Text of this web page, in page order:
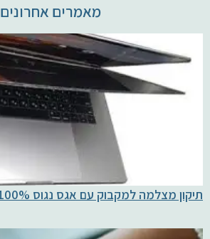
מאמרים אחרונים
תיקון מצלמה למקבוק עם אגס נגוס 100% לקוחות מרוצים!